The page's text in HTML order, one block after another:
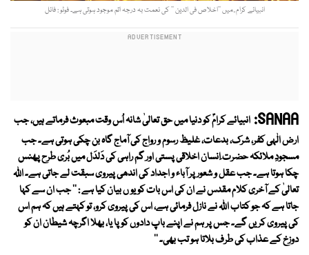
انبیائے کرام ؑ میں ’’اخلاص فی الدین ‘‘ کی نعمت بہ درجہ اتم موجود ہوتی ہے۔ فوٹو : فائل
SANAA: انبیائے کرامؑ کو دنیا میں حق تعالیٰ شانہ اُس وقت مبعوث فرماتے ہیں، جب
ارض الٰہی کفر، شرک، بدعات، غلیظ رسوم و رواج کی آماج گاہ بن چکی ہوتی ہے۔ جب
مسجودِ ملائکہ حضرت ِانسان اخلاقی پستی اور گم راہی کی دَلدَل میں بُری طرح پھنس
چکا ہوتا ہے۔ جب عقل و شعور پر آباء و اجداد کی اندھی پیروی سبقت لے جاتی ہے۔ اللہ
تعالیٰ کے آخری کلام مقدس نے ان کی اس بات کو یو ں بیان کیا ہے : '' جب ان سے کہا
جاتا ہے کہ جو کتاب اللہ نے نازل فرمائی ہے، اس کی پیروی کرو، تو کہتے ہیں کہ ہم اس
کی پیروی کریں گے۔ جس پر ہم نے اپنے باپ دادوں کو پا یا، بھلا اگرچہ شیطان ان کو
دوزخ کے عذاب کی طرف بلاتا ہو تب بھی۔ ''